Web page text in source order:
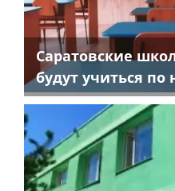
Саратовские
будут учиться